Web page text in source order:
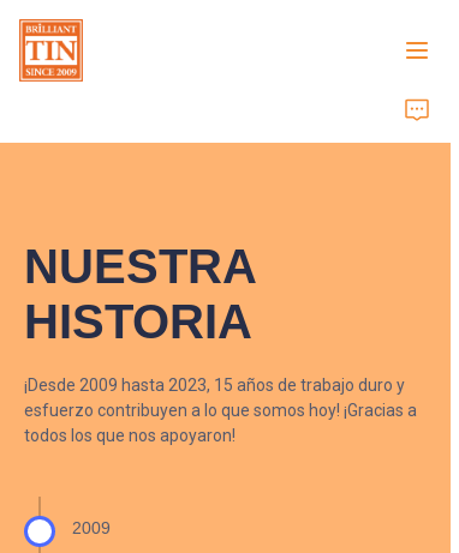
NUESTRA
HISTORIA
¡Desde 2009 hasta 2023, 15 años de trabajo duro y
esfuerzo contribuyen a lo que somos hoy! ¡Gracias a
todos los que nos apoyaron!
2009
Productos
Servicios al cliente
Ferias comerciales 2026
Certificados